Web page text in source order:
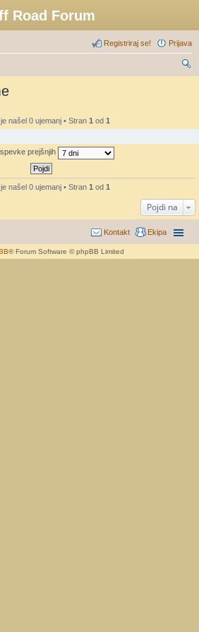
Road Forum
Prijava
Registriraj se!
našel 0 ujemanj • Stran 1 od 1
prejšnjih
našel 0 ujemanj • Stran 1 od 1
Pojdi na
Ekipa
Kontakt
® Forum Software © phpBB Limited